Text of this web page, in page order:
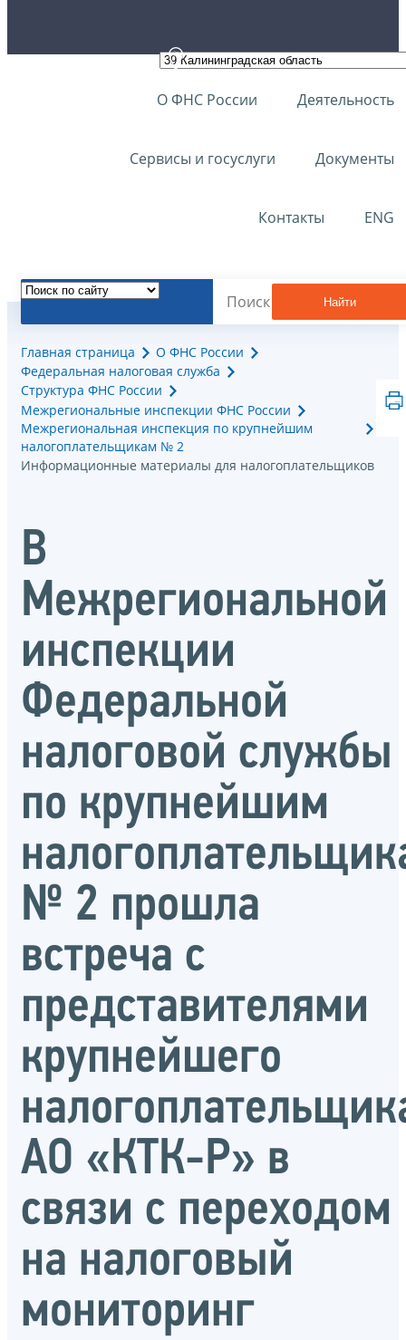
О ФНС России Деятельность
Сервисы и госуслуги Документы
Контакты ENG
Найти
Главная страница
О ФНС России
Федеральная налоговая служба
Структура ФНС России
Межрегиональные инспекции ФНС России
Межрегиональная инспекция по крупнейшим
налогоплательщикам № 2
Информационные материалы для налогоплательщиков
В
Межрегиональной
инспекции
Федеральной
налоговой службы
по крупнейшим
№ 2 прошла
встреча с
представителями
крупнейшего
АО «КТК-Р» в
связи с переходом
на налоговый
мониторинг